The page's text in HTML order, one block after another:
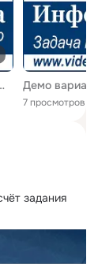
Задание №2! (Русские субтитры)
7 просмотров
задания